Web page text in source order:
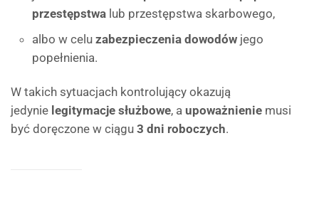
przestępstwa lub przestępstwa skarbowego,
albo w celu zabezpieczenia dowodów jego
popełnienia.
W takich sytuacjach kontrolujący okazują
jedynie legitymacje służbowe, a upoważnienie musi
być doręczone w ciągu 3 dni roboczych.